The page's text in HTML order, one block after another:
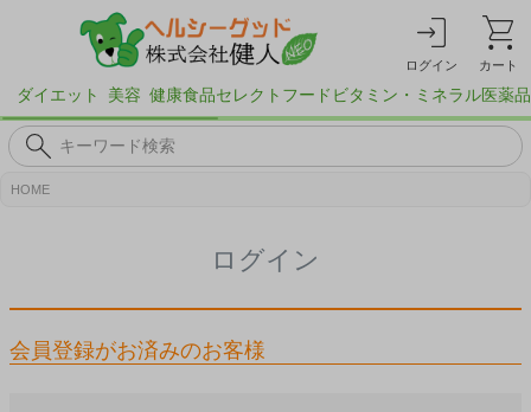
ログイン カート
ダイエット 美容 健康食品セレクトフード ビタミン・ミネラル医薬品
HOME
ログイン
会員登録がお済みのお客様